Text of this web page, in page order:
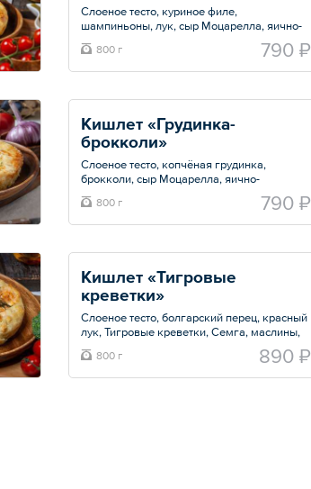
Слоеное тесто, куриное филе,
шампиньоны, лук, сыр Моцарелла, яично-
сливочная заливка, соль, перец.
Общий вес – 0.8 кг
800 г 790 ₽
Кишлет «Грудинка-
брокколи»
Слоеное тесто, копчёная грудинка,
брокколи, сыр Моцарелла, яично-
сливочная заливка, соль, перец.
Общий вес – 0.8 кг
800 г 790 ₽
Кишлет «Тигровые
креветки»
Слоеное тесто, болгарский перец, красный
лук, Тигровые креветки, Семга, маслины,
сыр Моцарелла, яично-сливочная заливка,
соль, перец.
800 г 890 ₽